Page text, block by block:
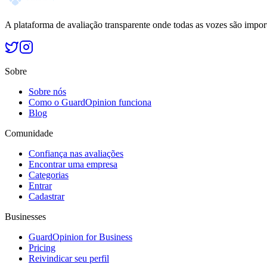
A plataforma de avaliação transparente onde todas as vozes são
Sobre
Sobre nós
Como o GuardOpinion funciona
Blog
Comunidade
Confiança nas avaliações
Encontrar uma empresa
Categorias
Entrar
Cadastrar
Businesses
GuardOpinion for Business
Pricing
Reivindicar seu perfil